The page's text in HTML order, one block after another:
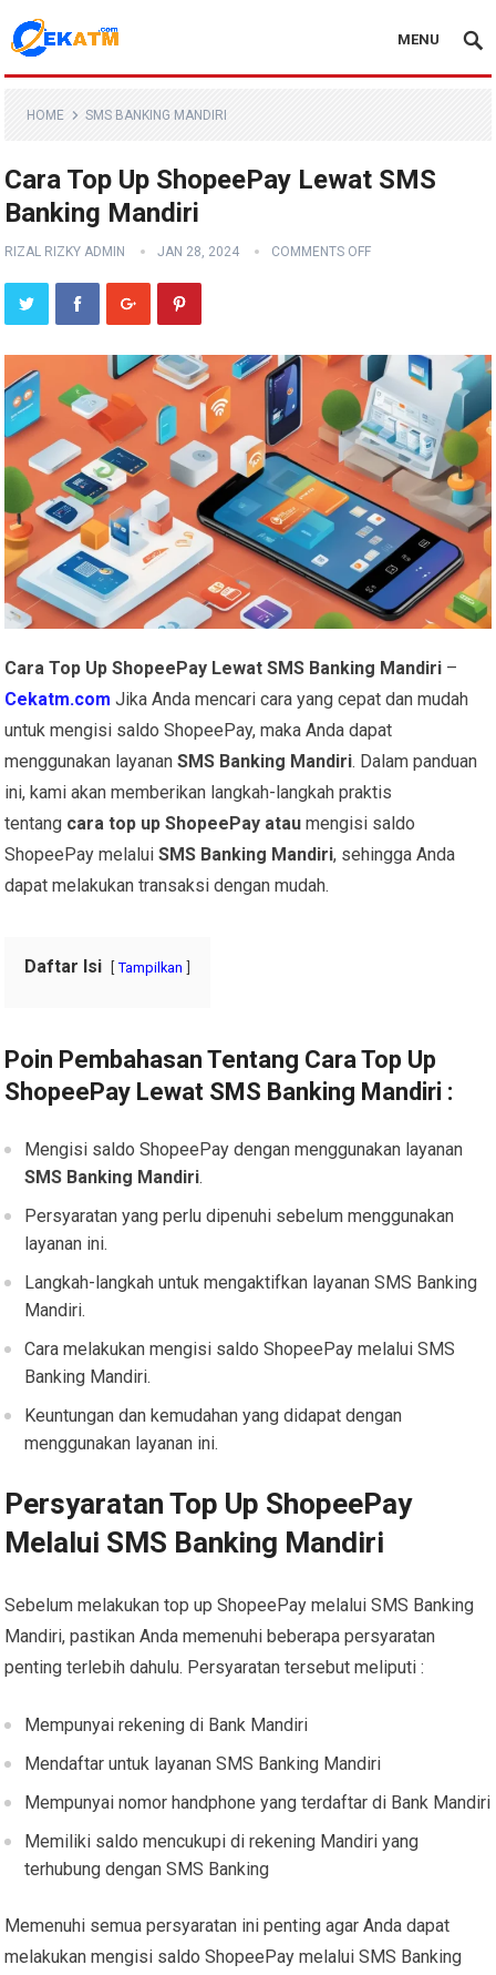
MENU
HOME SMS BANKING MANDIRI
Cara Top Up ShopeePay Lewat SMS
Banking Mandiri
RIZAL RIZKY ADMIN JAN 28, 2024 COMMENTS OFF
Cara Top Up ShopeePay Lewat SMS Banking Mandiri –
Cekatm.com Jika Anda mencari cara yang cepat dan mudah
untuk mengisi saldo ShopeePay, maka Anda dapat
menggunakan layananSMS Banking Mandiri. Dalam panduan
ini, kami akan memberikan langkah-langkah praktis
tentang cara top up ShopeePay atau mengisi saldo
ShopeePay melaluiSMS Banking Mandiri, sehingga Anda
dapat melakukan transaksi dengan mudah.
Daftar Isi Tampilkan
Poin Pembahasan Tentang Cara Top Up
ShopeePay Lewat SMS Banking Mandiri :
Mengisi saldo ShopeePay dengan menggunakan layanan
SMS Banking Mandiri.
Persyaratan yang perlu dipenuhi sebelum menggunakan
layanan ini.
Langkah-langkah untuk mengaktifkan layanan SMS Banking
Mandiri.
Cara melakukan mengisi saldo ShopeePay melalui SMS
Banking Mandiri.
Keuntungan dan kemudahan yang didapat dengan
menggunakan layanan ini.
Persyaratan Top Up ShopeePay
Melalui SMS Banking Mandiri
Sebelum melakukan top up ShopeePay melalui SMS Banking
Mandiri, pastikan Anda memenuhi beberapa persyaratan
penting terlebih dahulu. Persyaratan tersebut meliputi :
Mempunyai rekening di Bank Mandiri
Mendaftar untuk layanan SMS Banking Mandiri
Mempunyai nomor handphone yang terdaftar di Bank Mandiri
Memiliki saldo mencukupi di rekening Mandiri yang
terhubung dengan SMS Banking
Memenuhi semua persyaratan ini penting agar Anda dapat
melakukan mengisi saldo ShopeePay melalui SMS Banking